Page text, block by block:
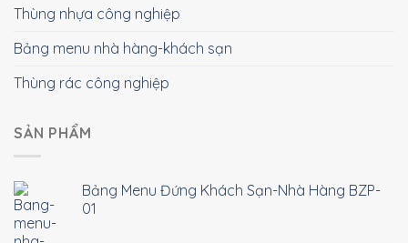
Thùng nhựa công nghiệp
Bảng menu nhà hàng-khách sạn
Thùng rác công nghiệp
SẢN PHẨM
Bảng Menu Đứng Khách Sạn-Nhà Hàng BZP-
01